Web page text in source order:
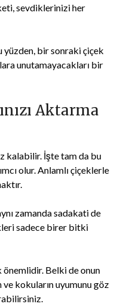
sevdiklerinizi her
yüzden, bir sonraki çiçek
unutamayacakları bir
Aktarma
kalabilir. İşte tam da bu
olur. Anlamlı çiçeklerle
zamanda sadakati de
sadece birer bitki
önemlidir. Belki de onun
kokuların uyumunu göz